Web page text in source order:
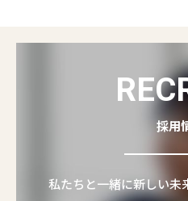
採用
私たちと一緒に新しい未